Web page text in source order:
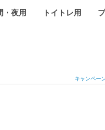
・夜用 トイトレ用
キャンペー